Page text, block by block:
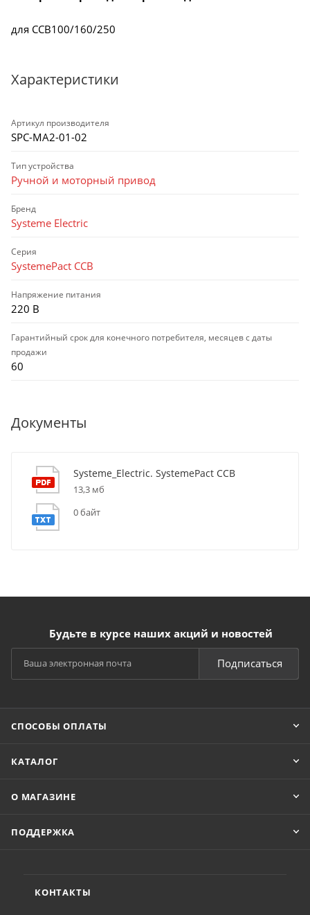
для CCB100/160/250
Характеристики
Артикул производителя
SPC-MA2-01-02
Тип устройства
Ручной и моторный привод
Бренд
Systeme Electric
Серия
SystemePact ССВ
Напряжение питания
220 В
Гарантийный срок для конечного потребителя, месяцев с даты
продажи
60
Документы
Systeme_Electric. SystemePact CCB
13,3 мб
0 байт
Будьте в курсе наших акций и новостей
Подписаться
СПОСОБЫ ОПЛАТЫ
КАТАЛОГ
О МАГАЗИНЕ
ПОДДЕРЖКА
КОНТАКТЫ